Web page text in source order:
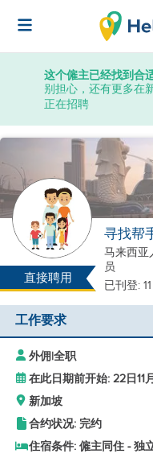
这个僱主已经找到合
别担心，还有更多在
正在招聘
直接聘用
寻找帮
马来西亚
员
已刊登:
工作要求
外佣|全职
在此日期前开始: 22日11
新加坡
合约状况: 完约
住宿条件: 僱主同住 - 独